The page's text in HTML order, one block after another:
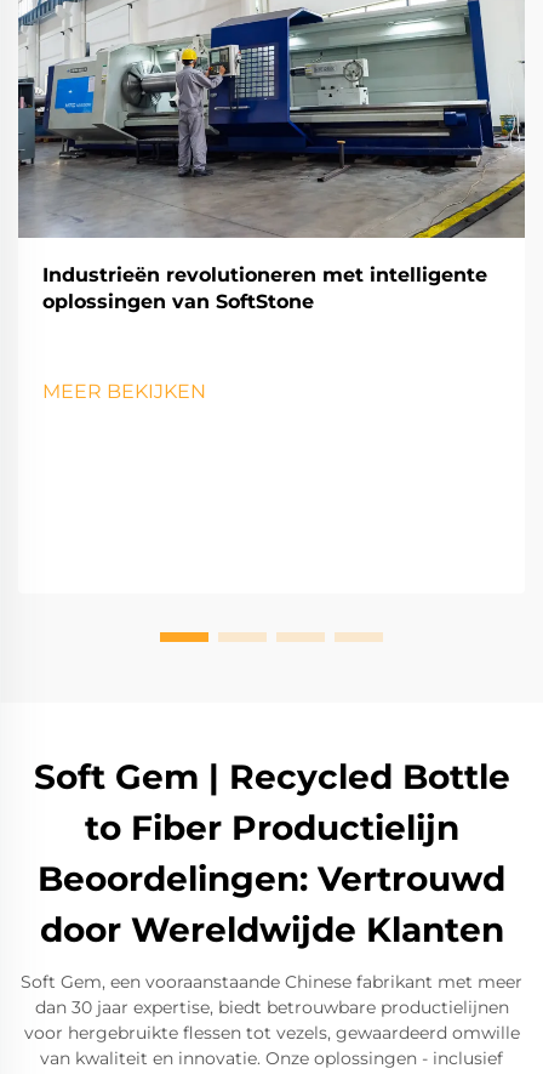
Industrieën revolutioneren met intelligente
oplossingen van SoftStone
MEER BEKIJKEN
Soft Gem | Recycled Bottle
to Fiber Productielijn
Beoordelingen: Vertrouwd
door Wereldwijde Klanten
Soft Gem, een vooraanstaande Chinese fabrikant met meer
dan 30 jaar expertise, biedt betrouwbare productielijnen
voor hergebruikte flessen tot vezels, gewaardeerd omwille
van kwaliteit en innovatie. Onze oplossingen - inclusief